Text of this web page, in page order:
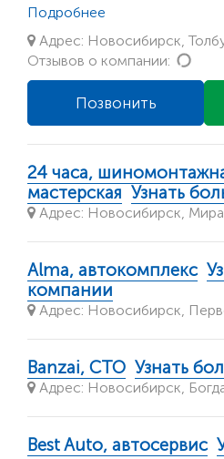
Подробнее
Адрес: Новосибирск,
Отзывов о компании:
Позвонить
24 часа,
мастерская Узнать
Адрес: Новосибирск,
Alma, автокомплекс
компании
Адрес: Новосибирск,
Banzai, СТО Узнать
Адрес: Новосибирск,
Best Auto, автосервис